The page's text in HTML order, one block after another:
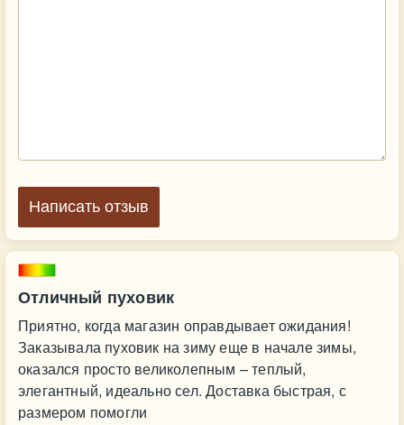
Отличный пуховик
Приятно, когда магазин оправдывает ожидания!
Заказывала пуховик на зиму еще в начале зимы,
оказался просто великолепным – теплый,
элегантный, идеально сел. Доставка быстрая, с
размером помогли
Написать отзыв